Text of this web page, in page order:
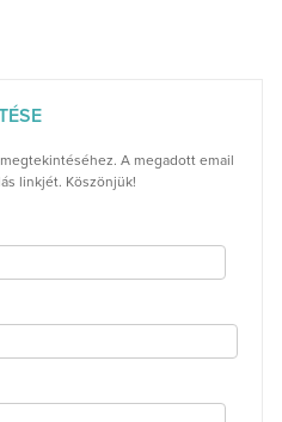
A megadott email
linkjét. Köszönjük!